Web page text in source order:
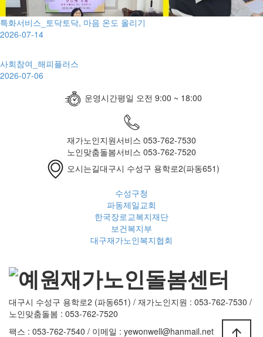
특화서비스_토닥토닥, 마음 온도 올리기
2026-07-14
사회참여_해피플러스
2026-07-06
운영시간평일 오전 9:00 ~ 18:00
재가노인지원서비스 053-762-7530
노인맞춤돌봄서비스 053-762-7520
오시는길대구시 수성구 용학로2(파동651)
수성구청
파동제일교회
한국장로교복지재단
보건복지부
대구재가노인복지협회
대구시 수성구 용학로2 (파동651) / 재가노인지원 : 053-762-7530 /
노인맞춤돌봄 : 053-762-7520
팩스 : 053-762-7540 / 이메일 : yewonwell@hanmail.net
arrow_upward